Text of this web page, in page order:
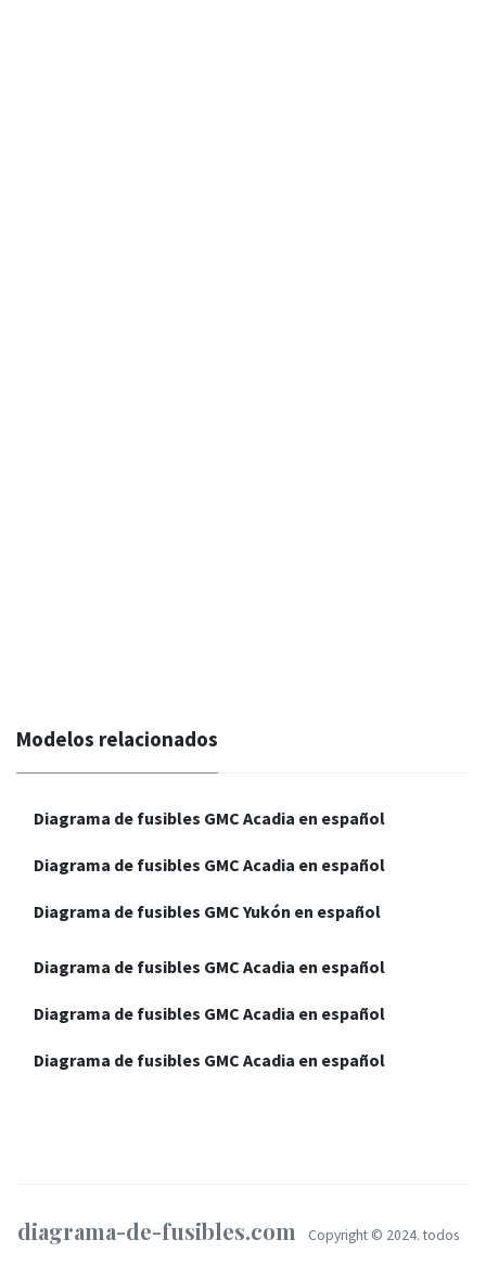
Modelos relacionados
Diagrama de fusibles GMC Acadia en español
Diagrama de fusibles GMC Acadia en español
Diagrama de fusibles GMC Yukón en español
Diagrama de fusibles GMC Acadia en español
Diagrama de fusibles GMC Acadia en español
Diagrama de fusibles GMC Acadia en español
diagrama-de-fusibles.com
Copyright © 2024. todos